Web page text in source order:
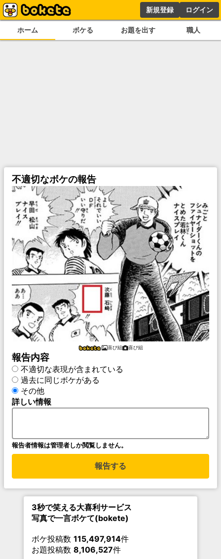
新規登録 ログイン
ホーム ボケる お題を出す 職人
不適切なボケの報告
喜び組 喜び組
報告内容
不適切な表現が含まれている
過去に同じボケがある
その他
詳しい情報
報告者情報は管理者しか閲覧しません。
報告する
3秒で笑える大喜利サービス
写真で一言ボケて(bokete)
ボケ投稿数 115,497,914件
お題投稿数 8,106,527件